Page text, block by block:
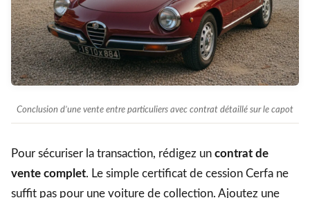
Conclusion d’une vente entre particuliers avec contrat détaillé sur le capot
Pour sécuriser la transaction, rédigez un contrat de
vente complet. Le simple certificat de cession Cerfa ne
suffit pas pour une voiture de collection. Ajoutez une